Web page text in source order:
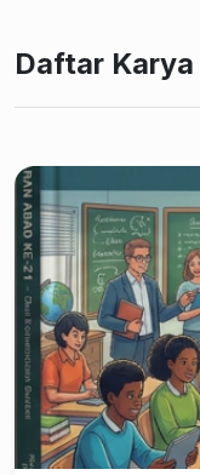
Daftar Karya